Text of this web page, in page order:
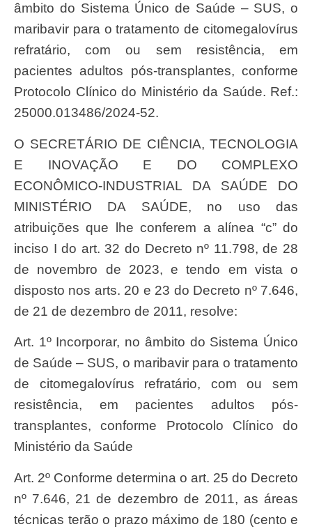
âmbito do Sistema Único de Saúde – SUS, o
maribavir para o tratamento de citomegalovírus
refratário, com ou sem resistência, em
pacientes adultos pós-transplantes, conforme
Protocolo Clínico do Ministério da Saúde. Ref.:
25000.013486/2024-52.
O SECRETÁRIO DE CIÊNCIA, TECNOLOGIA
E INOVAÇÃO E DO COMPLEXO
ECONÔMICO-INDUSTRIAL DA SAÚDE DO
MINISTÉRIO DA SAÚDE, no uso das
atribuições que lhe conferem a alínea “c” do
inciso I do art. 32 do Decreto nº 11.798, de 28
de novembro de 2023, e tendo em vista o
disposto nos arts. 20 e 23 do Decreto nº 7.646,
de 21 de dezembro de 2011, resolve:
Art. 1º Incorporar, no âmbito do Sistema Único
de Saúde – SUS, o maribavir para o tratamento
de citomegalovírus refratário, com ou sem
resistência, em pacientes adultos pós-
transplantes, conforme Protocolo Clínico do
Ministério da Saúde
Art. 2º Conforme determina o art. 25 do Decreto
nº 7.646, 21 de dezembro de 2011, as áreas
técnicas terão o prazo máximo de 180 (cento e